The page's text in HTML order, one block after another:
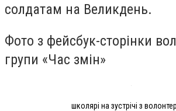
солдатам на Великдень.
Фото з фейсбук-сторінки
групи «Час змін»
школярі на зустрічі з